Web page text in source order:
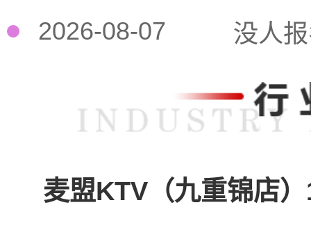
2026-08-07 没人
麦盟KTV（九重锦店